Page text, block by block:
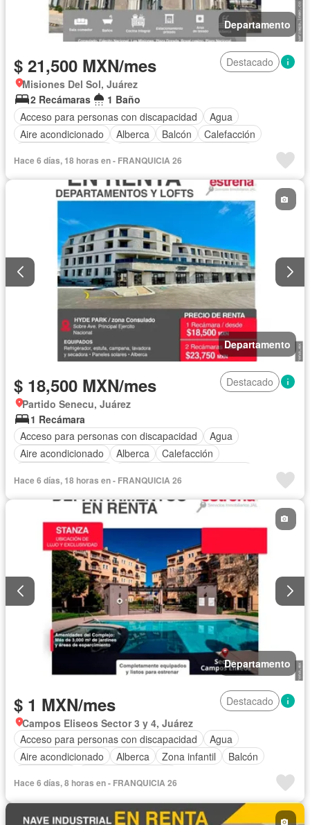
Departamento
$ 21,500 MXN/mes
Destacado
Misiones Del Sol, Juárez
2 Recámaras
1 Baño
Acceso para personas con discapacidad
Agua
Aire acondicionado
Alberca Balcón
Calefacción
Cocina equipada
Cocina integral
Elevador
Estacionamiento
Gas natural
Recámara con closet
Seguridad
Terraza Vista panorámica
Wifi
Zonas verdes
Hace 6 días, 18 horas en - FRANQUICIA 26
Departamento
$ 18,500 MXN/mes
Destacado
Partido Senecu, Juárez
1 Recámara
Acceso para personas con discapacidad
Agua
Aire acondicionado
Alberca
Calefacción
Cocina equipada
Cocina integral
Electricidad
Elevador Estacionamiento
Gas natural
Internet
Recámara con closet
Vista panorámica
Hace 6 días, 18 horas en - FRANQUICIA 26
Departamento
$ 1 MXN/mes
Destacado
Campos Eliseos Sector 3 y 4, Juárez
Acceso para personas con discapacidad
Agua
Aire acondicionado
Alberca Zona infantil
Balcón
Circuito cerrado de televisión
Cocina equipada
Cocina integral
Cuarto de servicio
Electricidad
Hace 6 días, 8 horas en - FRANQUICIA 26